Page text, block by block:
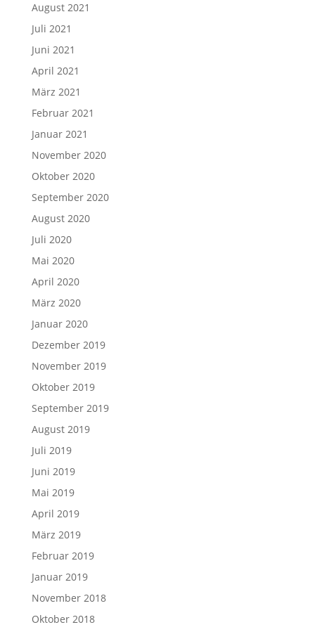
August 2021
Juli 2021
Juni 2021
April 2021
März 2021
Februar 2021
Januar 2021
November 2020
Oktober 2020
September 2020
August 2020
Juli 2020
Mai 2020
April 2020
März 2020
Januar 2020
Dezember 2019
November 2019
Oktober 2019
September 2019
August 2019
Juli 2019
Juni 2019
Mai 2019
April 2019
März 2019
Februar 2019
Januar 2019
November 2018
Oktober 2018